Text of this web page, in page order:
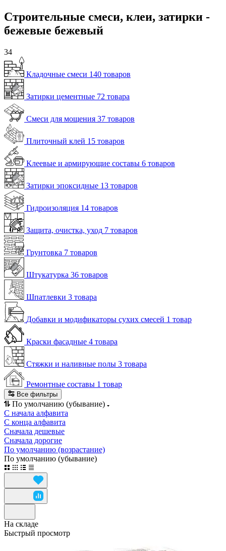
Строительные смеси, клеи, затирки -
бежевые бежевый
34
Кладочные смеси 140 товаров
Затирки цементные 72 товара
Смеси для мощения 37 товаров
Плиточный клей 15 товаров
Клеевые и армирующие составы 6 товаров
Затирки эпоксидные 13 товаров
Гидроизоляция 14 товаров
Защита, очистка, уход 7 товаров
Грунтовка 7 товаров
Штукатурка 36 товаров
Шпатлевки 3 товара
Добавки и модификаторы сухих смесей 1 товар
Краски фасадные 4 товара
Стяжки и наливные полы 3 товара
Ремонтные составы 1 товар
Все фильтры
По умолчанию (убывание)
С начала алфавита
С конца алфавита
Сначала дешевые
Сначала дорогие
По умолчанию (возрастание)
По умолчанию (убывание)
На складе
Быстрый просмотр